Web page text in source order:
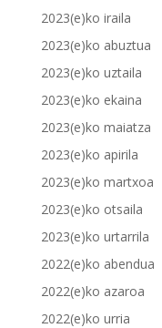
2023(e)ko iraila
2023(e)ko abuztua
2023(e)ko uztaila
2023(e)ko ekaina
2023(e)ko maiatza
2023(e)ko apirila
2023(e)ko martxoa
2023(e)ko otsaila
2023(e)ko urtarrila
2022(e)ko abendua
2022(e)ko azaroa
2022(e)ko urria